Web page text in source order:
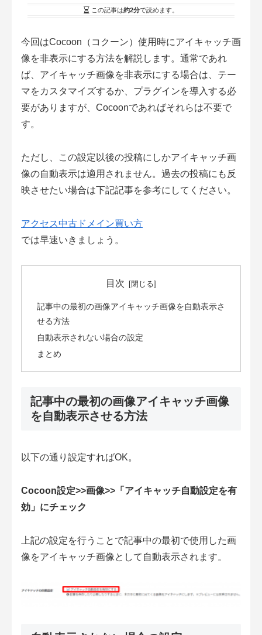
この記事は約2分で読めます。
今回はCocoon（コクーン）使用時にアイキャッチ画
像を非表示にする方法を解説します。通常であれ
ば、アイキャッチ画像を非表示にする場合は、テー
マをカスタマイズするか、プラグインを導入する必
要がありますが、Cocoonであればそれらは不要で
す。
ただし、この設定以後の投稿にしかアイキャッチ画
像の自動表示は適用されません。過去の投稿にも反
映させたい場合は下記記事を参考にしてください。
アクセス中古ドメイン買い方
では早速いきましょう。
目次
記事中の最初の画像アイキャッチ画像を自動表示さ
せる方法
自動表示されない場合の設定
まとめ
記事中の最初の画像アイキャッチ画像
を自動表示させる方法
以下の通り設定すればOK。
Cocoon設定>>画像>>「アイキャッチ自動設定を有
効」にチェック
上記の設定を行うことで記事中の最初で使用した画
像をアイキャッチ画像として自動表示されます。